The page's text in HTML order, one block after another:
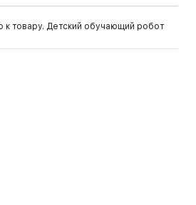
к товару. Детский обучающий робот